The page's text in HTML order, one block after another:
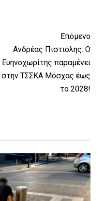
Επόμενο
Ανδρέας Πιστιόλης: Ο
Ευηνοχωρίτης παραμένει
στην ΤΣΣΚΑ Μόσχας έως
το 2028!